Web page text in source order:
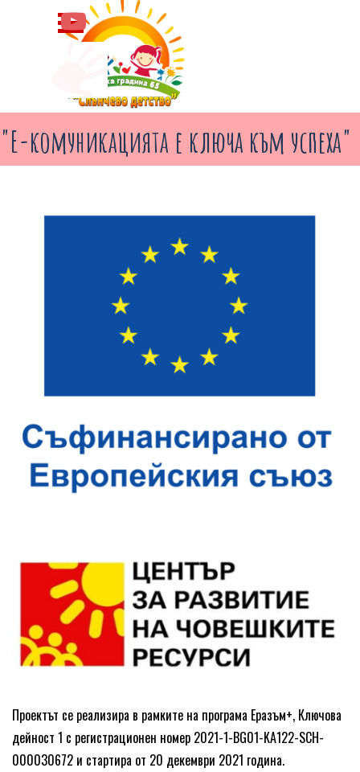
Към съдържаниетоПропусни меню
"Е-комуникацията е ключа към успеха"
Проектът се реализира в рамките на програма Еразъм+, Ключова
дейност 1 с регистрационен номер 2021-1-BG01-KA122-SCH-
000030672 и стартира от 20 декември 2021 година.